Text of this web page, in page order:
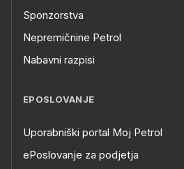
Sponzorstva
Nepremičnine Petrol
Nabavni razpisi
EPOSLOVANJE
Uporabniški portal Moj Petrol
ePoslovanje za podjetja